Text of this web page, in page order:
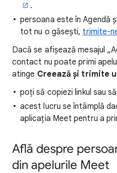
.
persoana este în Agendă
tot nu o găsești, trimite-
Dacă se afișează mesajul
contact nu poate primi
atinge Creează și trimite
poți să copiezi linkul sau
acest lucru se întâmplă
aplicația Meet pentru a
Află despre
din apelurile Meet